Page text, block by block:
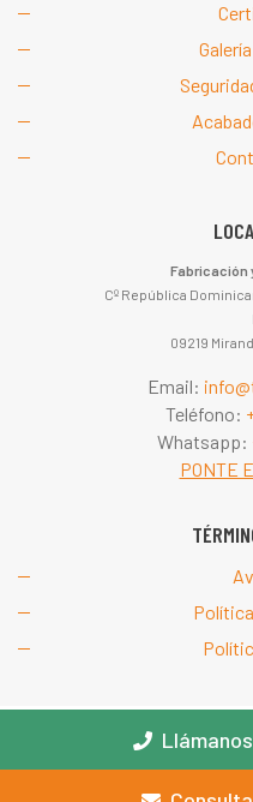
Fabricación
Cº República
09219
Email:
Teléfono:
Whatsapp:
PONTE
© 2026